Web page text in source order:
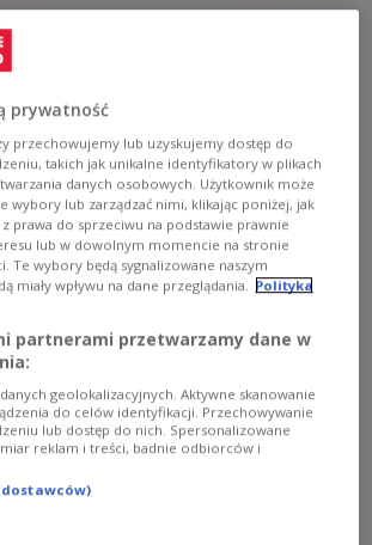
сполучень та ситуація
- це теми, які у Вільнюсі
четвер президенти Польщі та
і Ґітанас Науседа
церемонії поховання
на цвинтарі Расу у
урочисті заходи
прем'єр Польщі Матеуш
а також політики з Литви,
тем розмов лідерів у четвер
президенти анонсували
prywatność
przechowujemy lub uzyskujemy dostęp do
takich jak unikalne identyfikatory w plikach
danych osobowych. Użytkownik może
wybory lub zarządzać nimi, klikając poniżej, jak
prawa do sprzeciwu na podstawie prawnie
lub w dowolnym momencie na stronie
Te wybory będą sygnalizowane naszym
miały wpływu na dane przeglądania. Polityka
partnerami przetwarzamy dane w
geolokalizacyjnych. Aktywne skanowanie
do celów identyfikacji. Przechowywanie
lub dostęp do nich. Spersonalizowane
reklam i treści, badnie odbiorców i